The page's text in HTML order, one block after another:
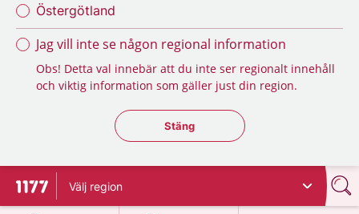
Östergötland
Jag vill inte se någon regional information
Obs! Detta val innebär att du inte ser regionalt innehåll
och viktig information som gäller just din region.
Stäng regionsväljaren
Stäng
Till startsidan för 1177
Välj region
på 1177.se
på 1177.se